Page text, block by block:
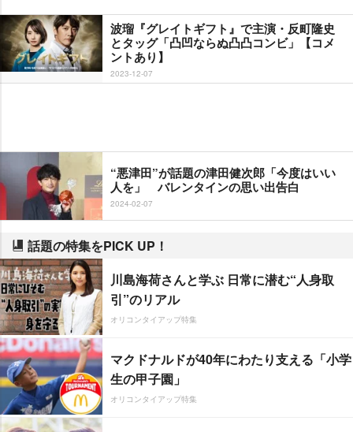
波瑠『グレイトギフト』で主演・反町隆史
とタッグ「凸凹ならぬ凸凸コンビ」【コメ
ントあり】
2023-12-07
“悪津田”が話題の津田健次郎「今度はいい
人を」 バレンタインの思い出告白
2024-02-07
話題の特集をPICK UP！
川島海荷さんと学ぶ 日常に潜む“人身取
引”のリアル
オリコンタイアップ特集
マクドナルドが40年にわたり支える「小学
生の甲子園」
オリコンタイアップ特集